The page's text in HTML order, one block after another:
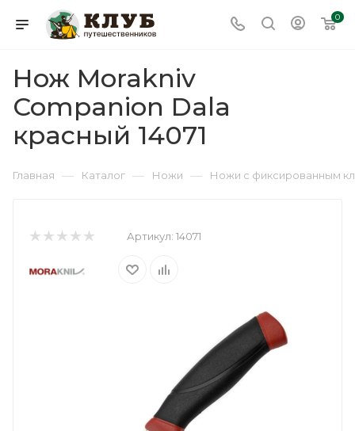
0
Нож Morakniv
Companion Dala
красный 14071
Главная — Каталог — Ножи — Ножи с фиксированным
Артикул: 14071